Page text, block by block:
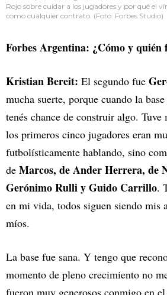
Rojo sobre cuidar a los jugadores y por qué el
como cualquier contrato. (Foto: Forbes Studio)
Forbes Argentina: ¿Cómo y quién
Kristian Bereit: El segundo fue
mucha suerte, porque cuando la
tenés chance de construir algo. Tuve
los primeros cinco jugadores eran
futbolísticamente hablando, sino
de Marcos, de Ander Herrera, de
Gerónimo Rulli y Guido Carrillo.
en mi vida, todos siguen siendo mis
míos.
La base fue sana. Y tengo que
momento de pleno crecimiento no
fueron muy generosos conmigo en